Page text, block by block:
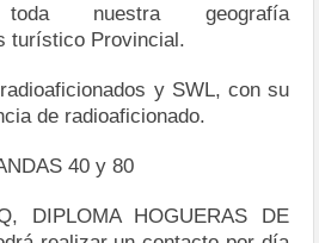
toda nuestra geografía
turístico Provincial.
y SWL, con su
de radioaficionado.
40 y 80
DIPLOMA HOGUERAS DE